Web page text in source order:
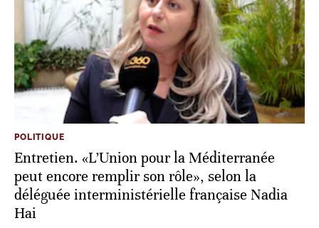
POLITIQUE
Entretien. «L’Union pour la Méditerranée
peut encore remplir son rôle», selon la
déléguée interministérielle française Nadia
Hai